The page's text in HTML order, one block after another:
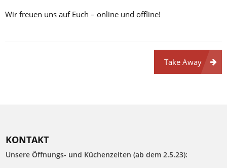
Wir freuen uns auf Euch – online und offline!
Take Away
KONTAKT
Unsere Öffnungs- und Küchenzeiten (ab dem 2.5.23):